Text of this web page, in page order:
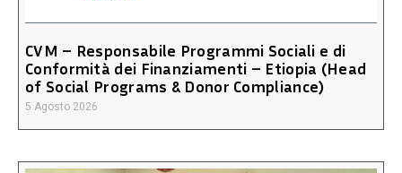
CVM – Responsabile Programmi Sociali e di
Conformità dei Finanziamenti – Etiopia (Head
of Social Programs & Donor Compliance)
5 Agosto 2026